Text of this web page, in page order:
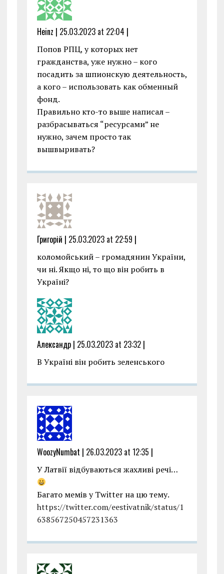
Heinz | 25.03.2023 at 22:04 |
Попов РПЦ, у которых нет
гражданства, уже нужно – кого
посадить за шпионскую деятельность,
а кого – использовать как обменный
фонд.
Правильно кто-то выше написал –
разбрасываться “ресурсами” не
нужно, зачем просто так
вышвыривать?
Григорій | 25.03.2023 at 22:59 |
коломойський – громадянин України,
чи ні. Якщо ні, то що він робить в
Україні?
Александр | 25.03.2023 at 23:32|
В Україні він робить зеленського
WoozyNumbat | 26.03.2023 at 12:35 |
У Латвії відбуваються жахливі речі…
Багато мемів у Twitter на цю тему.
https://twitter.com/eestivatnik/status/1
638567250457231363